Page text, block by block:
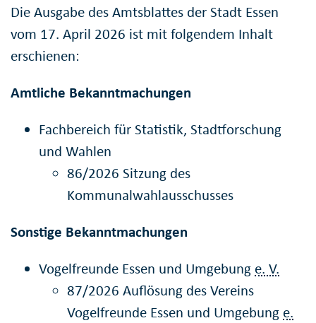
Die Ausgabe des Amtsblattes der Stadt Essen
vom 17. April 2026 ist mit folgendem Inhalt
erschienen:
Amtliche Bekanntmachungen
Fachbereich für Statistik, Stadtforschung
und Wahlen
86/2026 Sitzung des
Kommunalwahlausschusses
Sonstige Bekanntmachungen
Vogelfreunde Essen und Umgebung e. V.
87/2026 Auflösung des Vereins
Vogelfreunde Essen und Umgebung e.